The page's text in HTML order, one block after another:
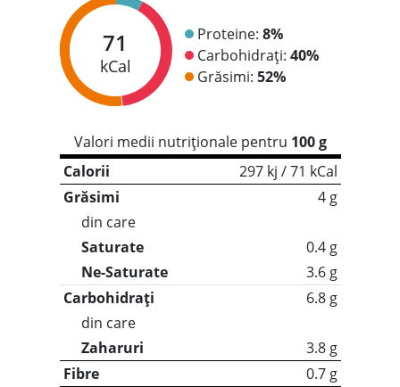
71
kCal
Proteine: 8%
Carbohidrați: 40%
Grăsimi: 52%
Valori medii nutriționale pentru 100 g
Calorii
297 kj / 71 kCal
Grăsimi
4 g
din care
Saturate
0.4 g
Ne-Saturate
3.6 g
Carbohidrați
6.8 g
din care
Zaharuri
3.8 g
Fibre
0.7 g